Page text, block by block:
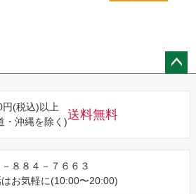
円(税込)以上
・沖縄を除く)
送料無料
－８８４－７６６３
お気軽に(10:00〜20:00)